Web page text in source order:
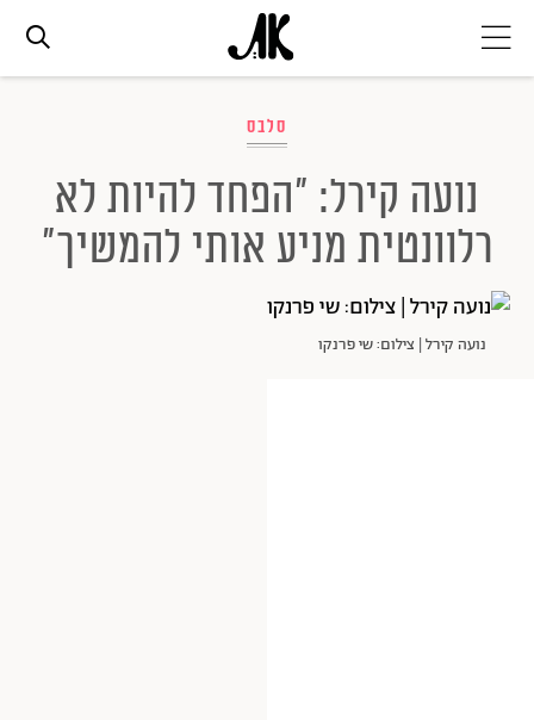
אג׳נדה
אופנה
סלבס
נועה קירל: "הפחד להיות לא
רלוונטית מניע אותי להמשיך"
נועה קירל | צילום: שי פרנקו